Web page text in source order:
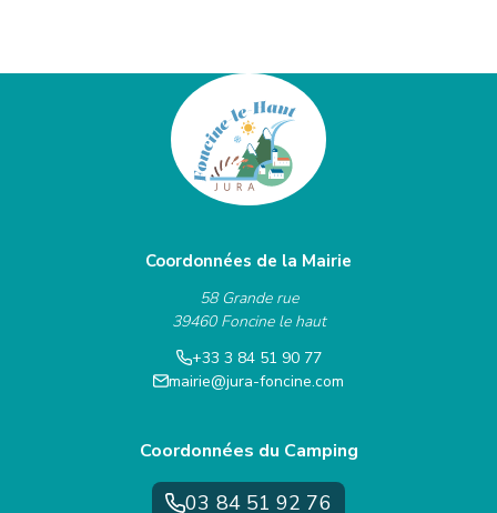
Coordonnées de la Mairie
58 Grande rue
39460 Foncine le haut
+33 3 84 51 90 77
mairie@jura-foncine.com
Coordonnées du Camping
03 84 51 92 76